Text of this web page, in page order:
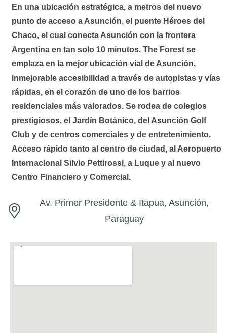
En una ubicación estratégica, a metros del nuevo
punto de acceso a Asunción, el puente Héroes del
Chaco, el cual conecta Asunción con la frontera
Argentina en tan solo 10 minutos. The Forest se
emplaza en la mejor ubicación vial de Asunción,
inmejorable accesibilidad a través de autopistas y vías
rápidas, en el corazón de uno de los barrios
residenciales más valorados. Se rodea de colegios
prestigiosos, el Jardín Botánico, del Asunción Golf
Club y de centros comerciales y de entretenimiento.
Acceso rápido tanto al centro de ciudad, al Aeropuerto
Internacional Silvio Pettirossi, a Luque y al nuevo
Centro Financiero y Comercial.
Av. Primer Presidente & Itapua, Asunción,
Paraguay